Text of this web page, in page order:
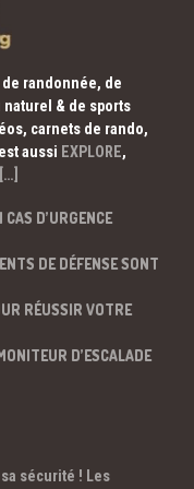
de randonnée, de
& de sports
carnets de rando,
aussi EXPLORE,
[…]
D’URGENCE
DE DÉFENSE SONT
RÉUSSIR VOTRE
D’ESCALADE
sécurité ! Les